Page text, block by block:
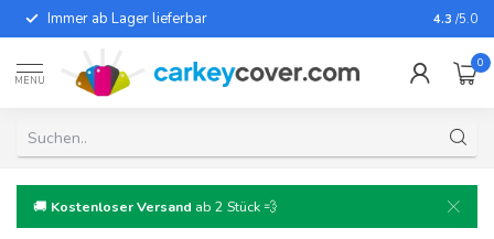
Immer ab Lager lieferbar Für fast
4.3 /5.0
MENU
0
🚚 Kostenloser Versand ab 2 Stück 💨